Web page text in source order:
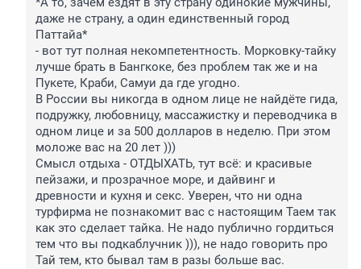
даже не страну, а один единственный город
Паттайа*
- вот тут полная некомпетентность. Морковку-тайку
лучше брать в Бангкоке, без проблем так же и на
Пукете, Краби, Самуи да где угодно.
В России вы никогда в одном лице не найдёте гида,
подружку, любовницу, массажистку и переводчика в
одном лице и за 500 долларов в неделю. При этом
моложе вас на 20 лет )))
Смысл отдыха - ОТДЫХАТЬ, тут всё: и красивые
пейзажи, и прозрачное море, и дайвинг и
древности и кухня и секс. Уверен, что ни одна
турфирма не познакомит вас с настоящим Таем так
как это сделает тайка. Не надо публично гордиться
тем что вы подкаблучник ))), не надо говорить про
Тай тем, кто бывал там в разы больше вас.